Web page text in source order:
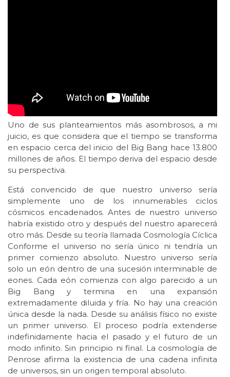
Uno de sus planteamientos más asombrosos, a mi
juicio, es que considera que el tiempo se transforma
en espacio cerca del inicio del Big Bang hace 13.800
millones de años. El tiempo deriva del espacio desde
su perspectiva.
Está convencido de que nuestro universo sería
simplemente uno de los innumerables ciclos
cósmicos encadenados. Antes de nuestro universo
habría existido otro y después del nuestro aparecerá
otro más. Desde su teoría llamada Cosmología Cíclica
Conforme el universo no sería único ni tendría un
primer comienzo absoluto. Nuestro universo sería
solo un eón dentro de una sucesión interminable de
eones. Cada eón comienza con algo parecido a un
Big Bang y termina en una expansión
extremadamente diluida y fría. No hay una creación
única desde la nada. Desde su análisis físico no existe
un primer universo. El proceso podría extenderse
indefinidamente hacia el pasado y el futuro de un
modo infinito. Sin principio ni final. La cosmología de
Penrose afirma la existencia de una cadena infinita
de universos, sin un origen temporal absoluto.